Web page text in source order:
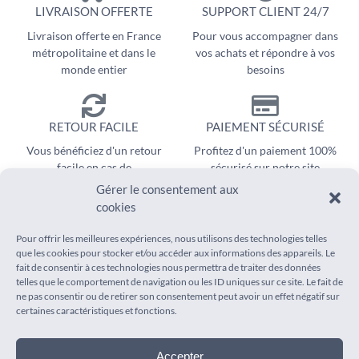
Gérer le consentement aux
cookies
Pour offrir les meilleures expériences, nous utilisons des technologies telles
que les cookies pour stocker et/ou accéder aux informations des appareils. Le
fait de consentir à ces technologies nous permettra de traiter des données
telles que le comportement de navigation ou les ID uniques sur ce site. Le fait de
ne pas consentir ou de retirer son consentement peut avoir un effet négatif sur
certaines caractéristiques et fonctions.
Accepter
LIVRAISON OFFERTE
Livraison offerte en France
métropolitaine et dans le
monde entier
SUPPORT CLIENT 24/7
Pour vous accompagner dans
vos achats et répondre à vos
besoins
RETOUR FACILE
Vous bénéficiez d'un retour
facile en cas de
remboursement
PAIEMENT SÉCURISÉ
Profitez d'un paiement 100%
sécurisé sur notre site
INFORMATIONS AIDE